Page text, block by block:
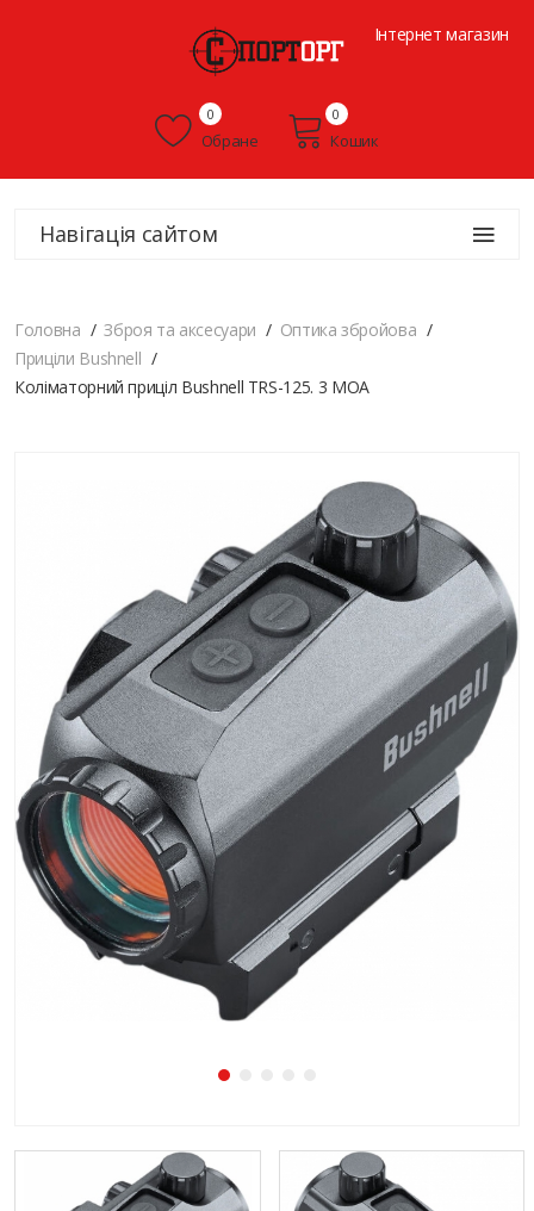
Інтернет магазин
Обране
0
Кошик
0
Навігація сайтом
Головна Зброя та аксесуари
Оптика збройова
Приціли Bushnell
Коліматорний приціл Bushnell TRS-125. 3 МОА